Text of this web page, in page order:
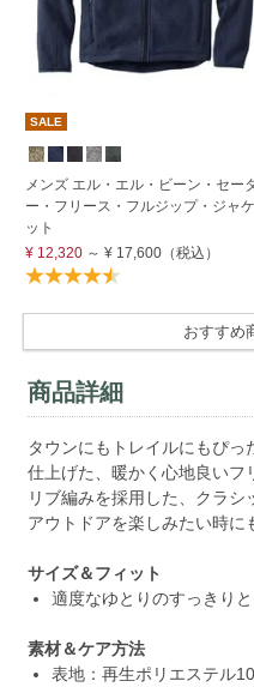
SALE
メンズ エル・エル・ビーン・セー
ー・フリース・フルジップ・ジャケ
ット
¥ 12,320～ ¥ 17,600（税込）
おすすめ
商品詳細
タウンにもトレイルにもぴ
仕上げた、暖かく心地良いフ
リブ編みを採用した、クラ
アウトドアを楽しみたい時に
サイズ＆フィット
適度なゆとりのすっきり
素材＆ケア方法
表地：再生ポリエステル